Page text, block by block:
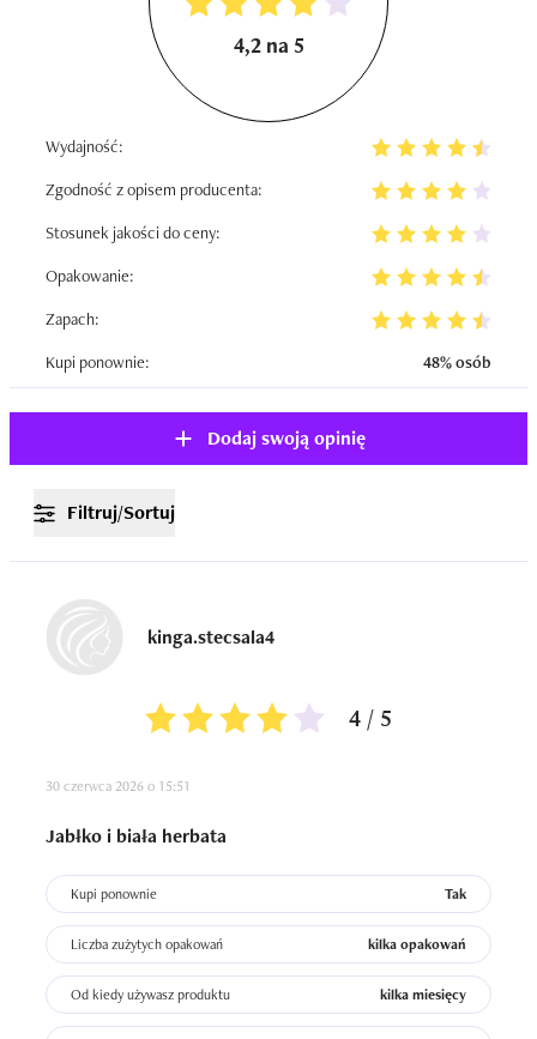
4,2 na 5
Wydajność:
Zgodność z opisem producenta:
Stosunek jakości do ceny:
Opakowanie:
Zapach:
Kupi ponownie:
48% osób
Dodaj swoją opinię
Filtruj/Sortuj
kinga.stecsala4
4 / 5
30 czerwca 2026 o 15:51
Jabłko i biała herbata
Kupi ponownie Tak
Liczba zużytych opakowań kilka opakowań
Od kiedy używasz produktu kilka miesięcy